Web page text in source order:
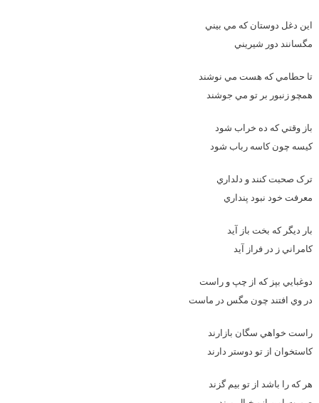
اين دغل دوستان که مي بيني
مگسانند دور شيريني
تا حطامي که هست مي نوشند
همچو زنبور بر تو مي جوشند
باز وقتي که ده خراب شود
کيسه چون کاسه رباب شود
ترک صحبت کنند و دلداري
معرفت خود نبود پنداري
بار ديگر که بخت باز آيد
کامراني ز در فراز آيد
دوغبايي بپز که از چپ و راست
در وي افتند چون مگس در ماست
راست خواهي سگان بازارند
کاستخوان از تو دوستر دارند
هر که را باشد از تو بيم گزند